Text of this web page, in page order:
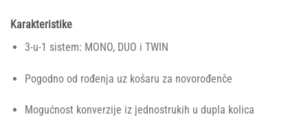
Karakteristike
3-u-1 sistem: MONO, DUO i TWIN
Pogodno od rođenja uz košaru za novorođenče
Mogućnost konverzije iz jednostrukih u dupla kolica